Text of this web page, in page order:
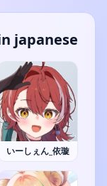
japanese
いーしぇん_依璇